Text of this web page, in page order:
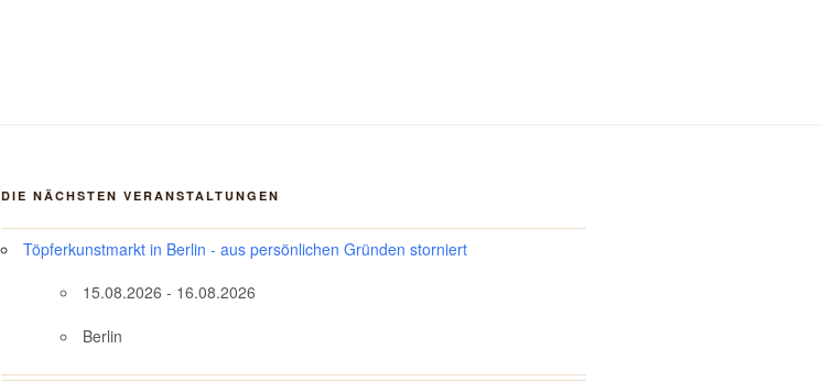
DIE NÄCHSTEN VERANSTALTUNGEN
Töpferkunstmarkt in Berlin - aus persönlichen Gründen storniert
15.08.2026 - 16.08.2026
Berlin